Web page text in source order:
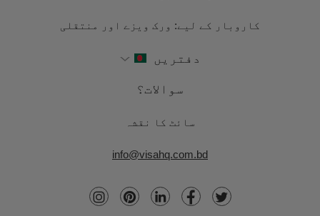
کاروبار کے لیے: ورک ویزے اور منتقلی
دفتریں
سوالات؟
سائٹ کا نقشہ
info@visahq.com.bd